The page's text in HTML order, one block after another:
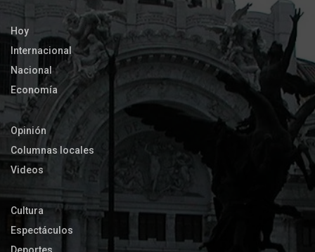
Hoy
Internacional
Nacional
Economía
Opinión
Columnas locales
Videos
Cultura
Espectáculos
Deportes